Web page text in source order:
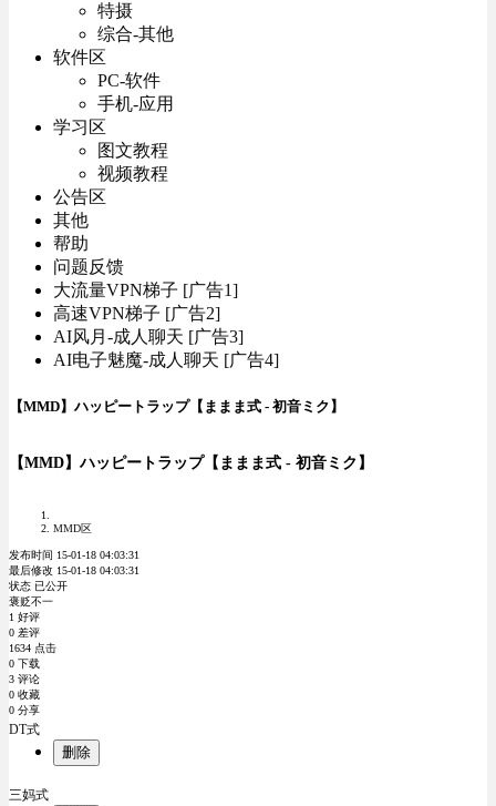
特摄
综合-其他
软件区
PC-软件
手机-应用
学习区
图文教程
视频教程
公告区
其他
帮助
问题反馈
大流量VPN梯子 [广告1]
高速VPN梯子 [广告2]
AI风月-成人聊天 [广告3]
AI电子魅魔-成人聊天 [广告4]
【MMD】ハッピートラップ【ままま式 - 初音ミク】
【MMD】ハッピートラップ【ままま式 - 初音ミク】
MMD区
发布时间 15-01-18 04:03:31
最后修改 15-01-18 04:03:31
状态 已公开
褒贬不一
1 好评
0 差评
1634 点击
0 下载
3 评论
0 收藏
0 分享
DT式
删除
三妈式